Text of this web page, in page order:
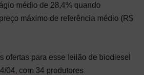
médio de 28,4% quando
máximo de referência médio (R$
ofertas para esse leilão de biodiesel
04, com 34 produtores